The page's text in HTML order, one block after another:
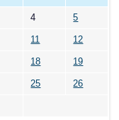
4 5
11 12
18 19
25 26